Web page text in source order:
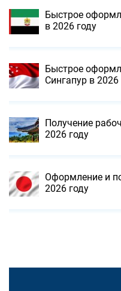
Быстрое
в 2026 году
Быстрое
Сингапур в 2026
Получение
2026 году
Оформление и
2026 году